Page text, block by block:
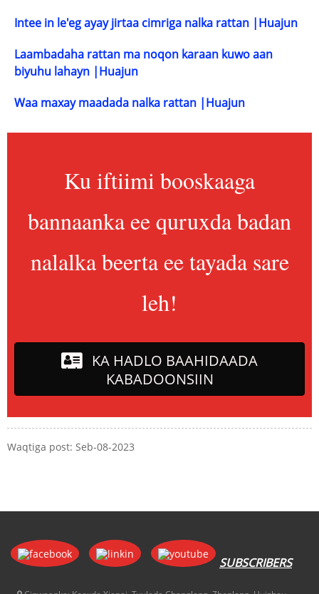
Intee in le'eg ayay jirtaa cimriga nalka rattan |Huajun
Laambadaha rattan ma noqon karaan kuwo aan
biyuhu lahayn |Huajun
Waa maxay maadada nalka rattan |Huajun
Ku iftiimi booskaaga
bannaanka ee quruxda badan
nalalka beerta ee tayada sare
leh!
KA HADLO BAAHIDAADA
KABADOONSIIN
Waqtiga post: Seb-08-2023
SUBSCRIBERS